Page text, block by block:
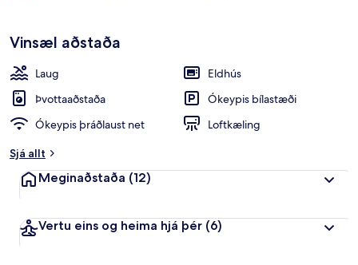
Vinsæl aðstaða
Laug
Eldhús
Þvottaaðstaða
Ókeypis bílastæði
Ókeypis þráðlaust net
Loftkæling
Sjá allt
Meginaðstaða (12)
Vertu eins og heima hjá þér (6)